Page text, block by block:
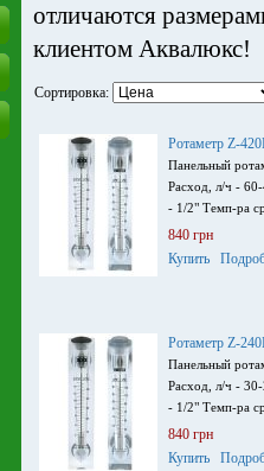
отличаются
клиентом Аквалюкс!
Сортировка:
Ротаметр Z-
Панельный
Расход, л/ч -
- 1/2" Темп-ра
840 грн
Купить
Ротаметр Z-
Панельный
Расход, л/ч -
- 1/2" Темп-ра
840 грн
Купить